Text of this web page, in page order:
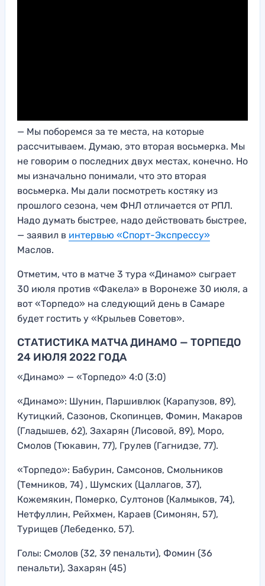
— Мы поборемся за те места, на которые
рассчитываем. Думаю, это вторая восьмерка. Мы
не говорим о последних двух местах, конечно. Но
мы изначально понимали, что это вторая
восьмерка. Мы дали посмотреть костяку из
прошлого сезона, чем ФНЛ отличается от РПЛ.
Надо думать быстрее, надо действовать быстрее,
— заявил в интервью «Спорт-Экспрессу»
Маслов.
Отметим, что в матче 3 тура «Динамо» сыграет
30 июля против «Факела» в Воронеже 30 июля, а
вот «Торпедо» на следующий день в Самаре
будет гостить у «Крыльев Советов».
СТАТИСТИКА МАТЧА ДИНАМО — ТОРПЕДО
24 ИЮЛЯ 2022 ГОДА
«Динамо» — «Торпедо» 4:0 (3:0)
«Динамо»: Шунин, Паршивлюк (Карапузов, 89),
Кутицкий, Сазонов, Скопинцев, Фомин, Макаров
(Гладышев, 62), Захарян (Лисовой, 89), Моро,
Смолов (Тюкавин, 77), Грулев (Гагнидзе, 77).
«Торпедо»: Бабурин, Самсонов, Смольников
(Темников, 74) , Шумских (Цаллагов, 37),
Кожемякин, Померко, Султонов (Калмыков, 74),
Нетфуллин, Рейхмен, Караев (Симонян, 57),
Турищев (Лебеденко, 57).
Голы: Смолов (32, 39 пенальти), Фомин (36
пенальти), Захарян (45)